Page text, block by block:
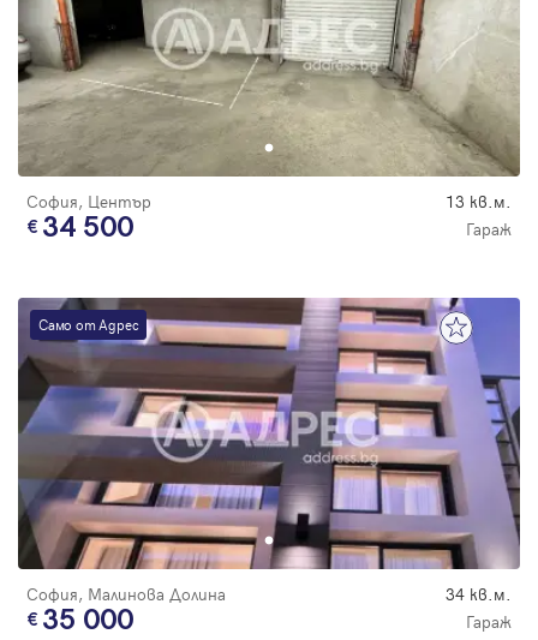
София, Център 13 кв.м.
34 500 Гараж
Само от Адрес
София, Малинова Долина 34 кв.м.
35 000 Гараж